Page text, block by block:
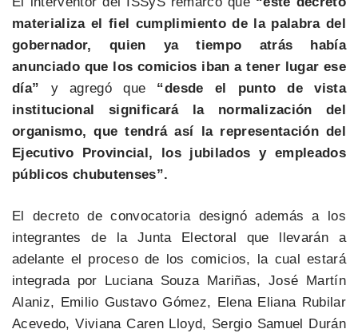
materializa el fiel cumplimiento de la palabra del
gobernador, quien ya tiempo atrás había
anunciado que los comicios iban a tener lugar ese
día” y agregó que “desde el punto de vista
institucional significará la normalización del
organismo, que tendrá así la representación del
Ejecutivo Provincial, los jubilados y empleados
públicos chubutenses”.
El decreto de convocatoria designó además a los
integrantes de la Junta Electoral que llevarán a
adelante el proceso de los comicios, la cual estará
integrada por Luciana Souza Mariñas, José Martín
Alaniz, Emilio Gustavo Gómez, Elena Eliana Rubilar
Acevedo, Viviana Caren Lloyd, Sergio Samuel Durán